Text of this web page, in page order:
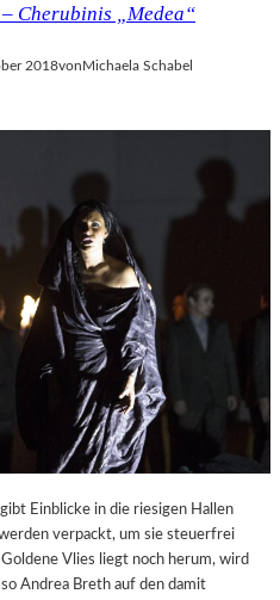
Cherubinis „Medea“
2018vonMichaela Schabel
Einblicke in die riesigen Hallen
verpackt, um sie steuerfrei
Vlies liegt noch herum, wird
Andrea Breth auf den damit